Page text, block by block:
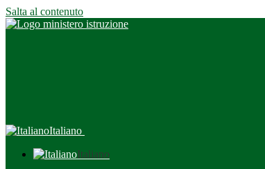
Salta al contenuto
Italiano
Italiano